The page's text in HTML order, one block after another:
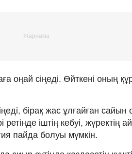
оңай сіңеді. Өйткені оның
бірақ жас ұлғайған сайын
ретінде іштің кебуі, жүректің
пайда болуы мүмкін.